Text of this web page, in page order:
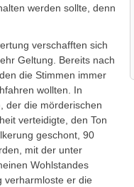
werden sollte, denn
verschafften sich
Geltung. Bereits nach
die Stimmen immer
wollten. In
der die mörderischen
verteidigte, den Ton
geschont, 90
mit der unter
Wohlstandes
verharmloste er die